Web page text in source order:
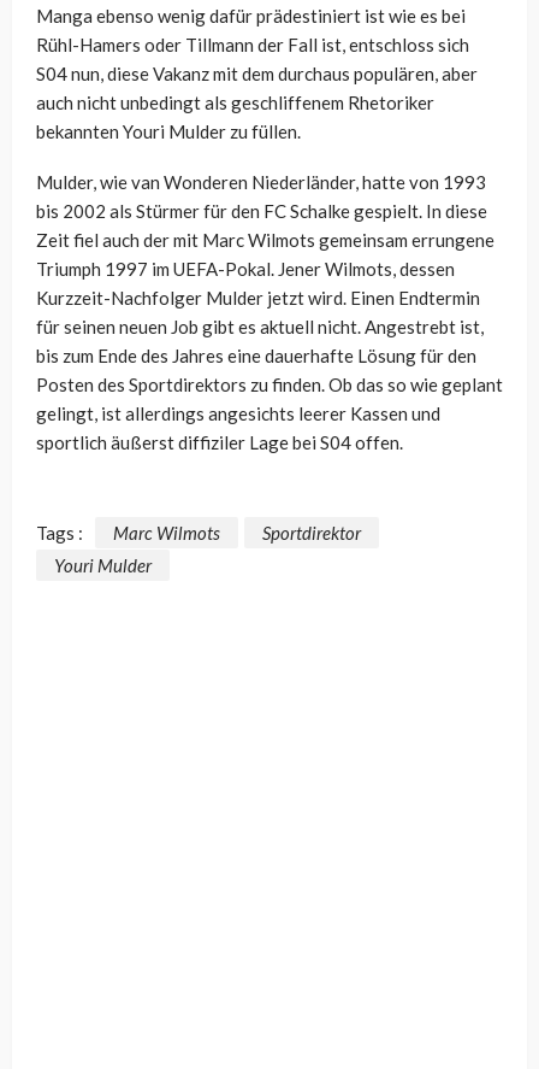
Manga ebenso wenig dafür prädestiniert ist wie es bei
Rühl-Hamers oder Tillmann der Fall ist, entschloss sich
S04 nun, diese Vakanz mit dem durchaus populären, aber
auch nicht unbedingt als geschliffenem Rhetoriker
bekannten Youri Mulder zu füllen.
Mulder, wie van Wonderen Niederländer, hatte von 1993
bis 2002 als Stürmer für den FC Schalke gespielt. In diese
Zeit fiel auch der mit Marc Wilmots gemeinsam errungene
Triumph 1997 im UEFA-Pokal. Jener Wilmots, dessen
Kurzzeit-Nachfolger Mulder jetzt wird. Einen Endtermin
für seinen neuen Job gibt es aktuell nicht. Angestrebt ist,
bis zum Ende des Jahres eine dauerhafte Lösung für den
Posten des Sportdirektors zu finden. Ob das so wie geplant
gelingt, ist allerdings angesichts leerer Kassen und
sportlich äußerst diffiziler Lage bei S04 offen.
Tags : Marc Wilmots
Sportdirektor
Youri Mulder